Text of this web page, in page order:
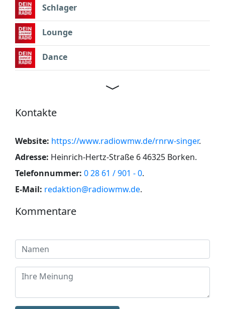
Schlager
Lounge
Dance
Kontakte
Website: https://www.radiowmw.de/rnrw-singer.
Adresse: Heinrich-Hertz-Straße 6 46325 Borken.
Telefonnummer: 0 28 61 / 901 - 0.
E-Mail: redaktion@radiowmw.de.
Kommentare